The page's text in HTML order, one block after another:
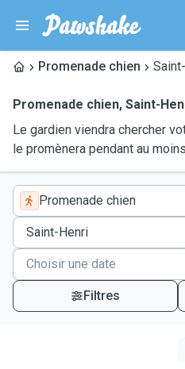
Promenade chien
Promenade chien, Saint-
Le gardien viendra chercher
le promènera pendant au
Promenade chien
Filtres